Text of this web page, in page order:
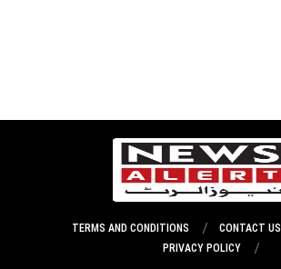
CONTACT US
TERMS AND CONDITIONS
PRIVACY POLICY